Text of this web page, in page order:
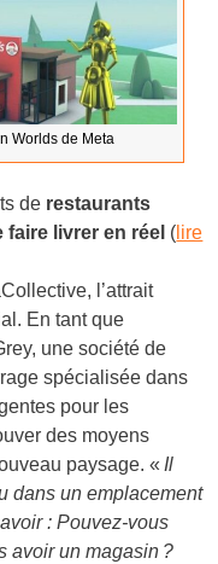
Worlds de Meta
de restaurants
livrer en réel ( lire
l’attrait
En tant que
une société de
spécialisée dans
pour les
des moyens
paysage. « Il
dans un emplacement
: Pouvez-vous
avoir un magasin ?